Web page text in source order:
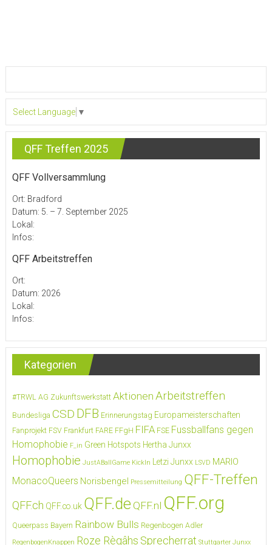
Select Language ▼
QFF Treffen 2025
QFF Vollversammlung
Ort: Bradford
Datum: 5. – 7. September 2025
Lokal:
Infos:
QFF Arbeitstreffen
Ort:
Datum: 2026
Lokal:
Infos:
Kategorien
#TRWL AG Zukunftswerkstatt Aktionen Arbeitstreffen
Bundesliga CSD DFB Erinnerungstag Europameisterschaften
Fanprojekt FSV Frankfurt FARE FFgH FIFA FSE Fussballfans gegen
Homophobie F_in Green Hotspots Hertha Junxx
Homophobie JustABallGame KickIn Letzi Junxx LSVD MARIO
MonacoQueers Norisbengel Pressemitteilung QFF-Treffen
QFF.ch QFF.co.uk QFF.de QFF.nl QFF.org
Queerpass Bayern Rainbow Bulls Regenbogen Adler
RegenbogenKnappen Roze Règâhs Sprecherrat Stuttgarter Junxx